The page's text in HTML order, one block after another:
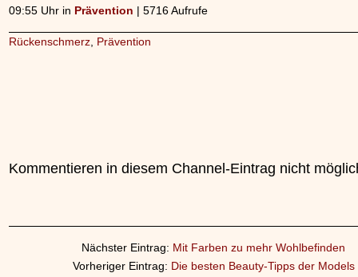
09:55 Uhr in Prävention | 5716 Aufrufe
Rückenschmerz Prävention
Kommentieren in diesem Channel-Eintrag nicht
Nächster Eintrag: Mit Farben zu mehr Wohlbefinden
Vorheriger Eintrag: Die besten Beauty-Tipps der Models